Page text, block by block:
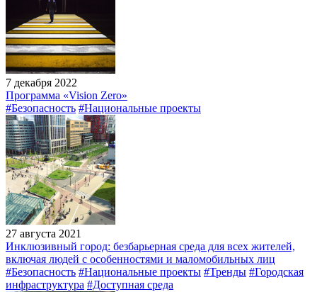
7 декабря 2022
Программа «Vision Zero»
#Безопасность #Национальные проекты
27 августа 2021
Инклюзивный город: безбарьерная среда для всех жителей,
включая людей с особенностями и маломобильных лиц
#Безопасность #Национальные проекты #Тренды #Городская
инфраструктура #Доступная среда